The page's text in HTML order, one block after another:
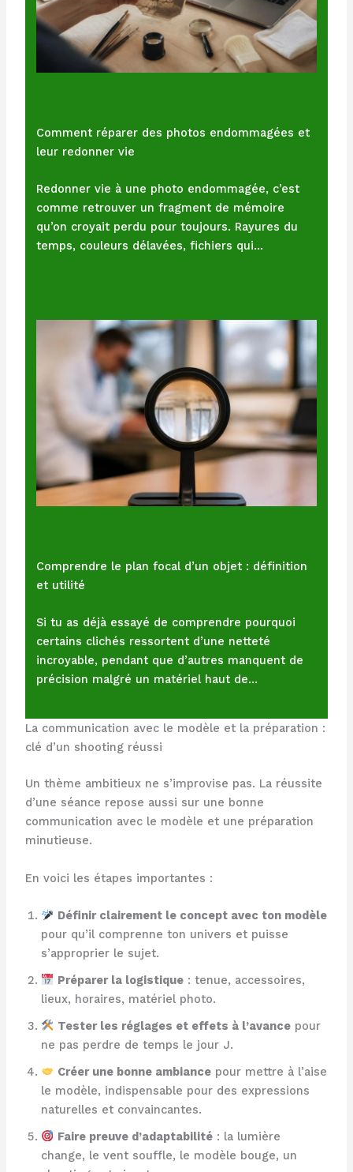
Comment réparer des photos endommagées et
leur redonner vie
Redonner vie à une photo endommagée, c’est
comme retrouver un fragment de mémoire
qu’on croyait perdu pour toujours. Rayures du
temps, couleurs délavées, fichiers qui…
Comprendre le plan focal d’un objet : définition
et utilité
Si tu as déjà essayé de comprendre pourquoi
certains clichés ressortent d’une netteté
incroyable, pendant que d’autres manquent de
précision malgré un matériel haut de…
La communication avec le modèle et la préparation :
clé d’un shooting réussi
Un thème ambitieux ne s’improvise pas. La réussite
d’une séance repose aussi sur une bonne
communication avec le modèle et une préparation
minutieuse.
En voici les étapes importantes :
Définir clairement le concept avec ton modèle
pour qu’il comprenne ton univers et puisse
s’approprier le sujet.
Préparer la logistique : tenue, accessoires,
lieux, horaires, matériel photo.
Tester les réglages et effets à l’avance pour
ne pas perdre de temps le jour J.
Créer une bonne ambiance pour mettre à l’aise
le modèle, indispensable pour des expressions
naturelles et convaincantes.
Faire preuve d’adaptabilité : la lumière
change, le vent souffle, le modèle bouge, un